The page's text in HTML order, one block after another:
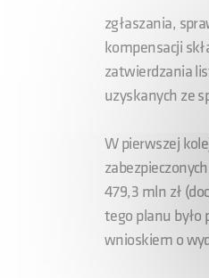
zgłaszania,
kompensacji
zatwierdzania
uzyskanych ze
W pierwszej
479,3 mln zł
tego planu było
wnioskiem o